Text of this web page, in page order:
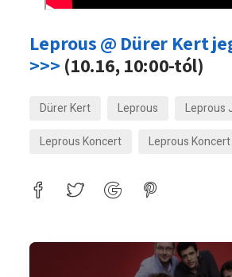
Leprous @ Dürer Kert
>>> (10.16, 10:00-tól)
Dürer Kert Leprous
Leprous
Leprous Koncert
Leprous